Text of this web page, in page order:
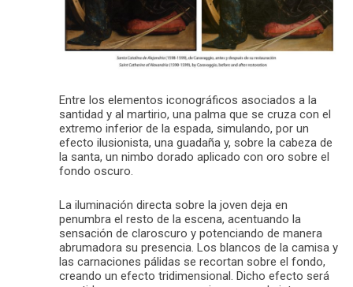
Entre los elementos iconográficos asociados a la
santidad y al martirio, una palma que se cruza con el
extremo inferior de la espada, simulando, por un
efecto ilusionista, una guadaña y, sobre la cabeza de
la santa, un nimbo dorado aplicado con oro sobre el
fondo oscuro.
La iluminación directa sobre la joven deja en
penumbra el resto de la escena, acentuando la
sensación de claroscuro y potenciando de manera
abrumadora su presencia. Los blancos de la camisa y
las carnaciones pálidas se recortan sobre el fondo,
creando un efecto tridimensional. Dicho efecto será